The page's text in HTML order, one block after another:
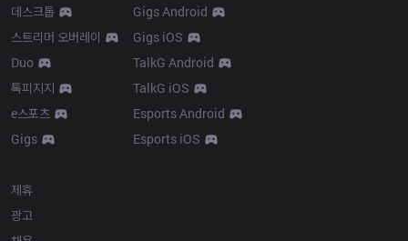
데스크톱
스트리머 오버레이
Duo
톡피지지
e스포츠
Gigs
Gigs Android
Gigs iOS
TalkG Android
TalkG iOS
Esports Android
Esports iOS
제휴
광고